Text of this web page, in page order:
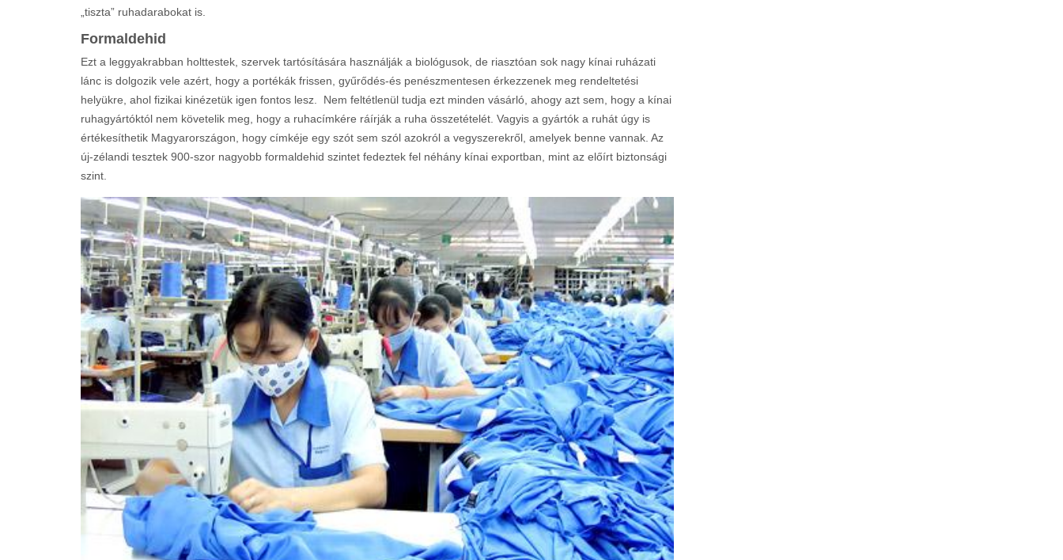
„tiszta” ruhadarabokat is.
Formaldehid
Ezt a leggyakrabban holttestek, szervek tartósítására használják a biológusok, de riasztóan sok nagy kínai ruházati
lánc is dolgozik vele azért, hogy a portékák frissen, gyűrődés-és penészmentesen érkezzenek meg rendeltetési
helyükre, ahol fizikai kinézetük igen fontos lesz. Nem feltétlenül tudja ezt minden vásárló, ahogy azt sem, hogy a kínai
ruhagyártóktól nem követelik meg, hogy a ruhacímkére ráírják a ruha összetételét. Vagyis a gyártók a ruhát úgy is
értékesíthetik Magyarországon, hogy címkéje egy szót sem szól azokról a vegyszerekről, amelyek benne vannak. Az
új-zélandi tesztek 900-szor nagyobb formaldehid szintet fedeztek fel néhány kínai exportban, mint az előírt biztonsági
szint.